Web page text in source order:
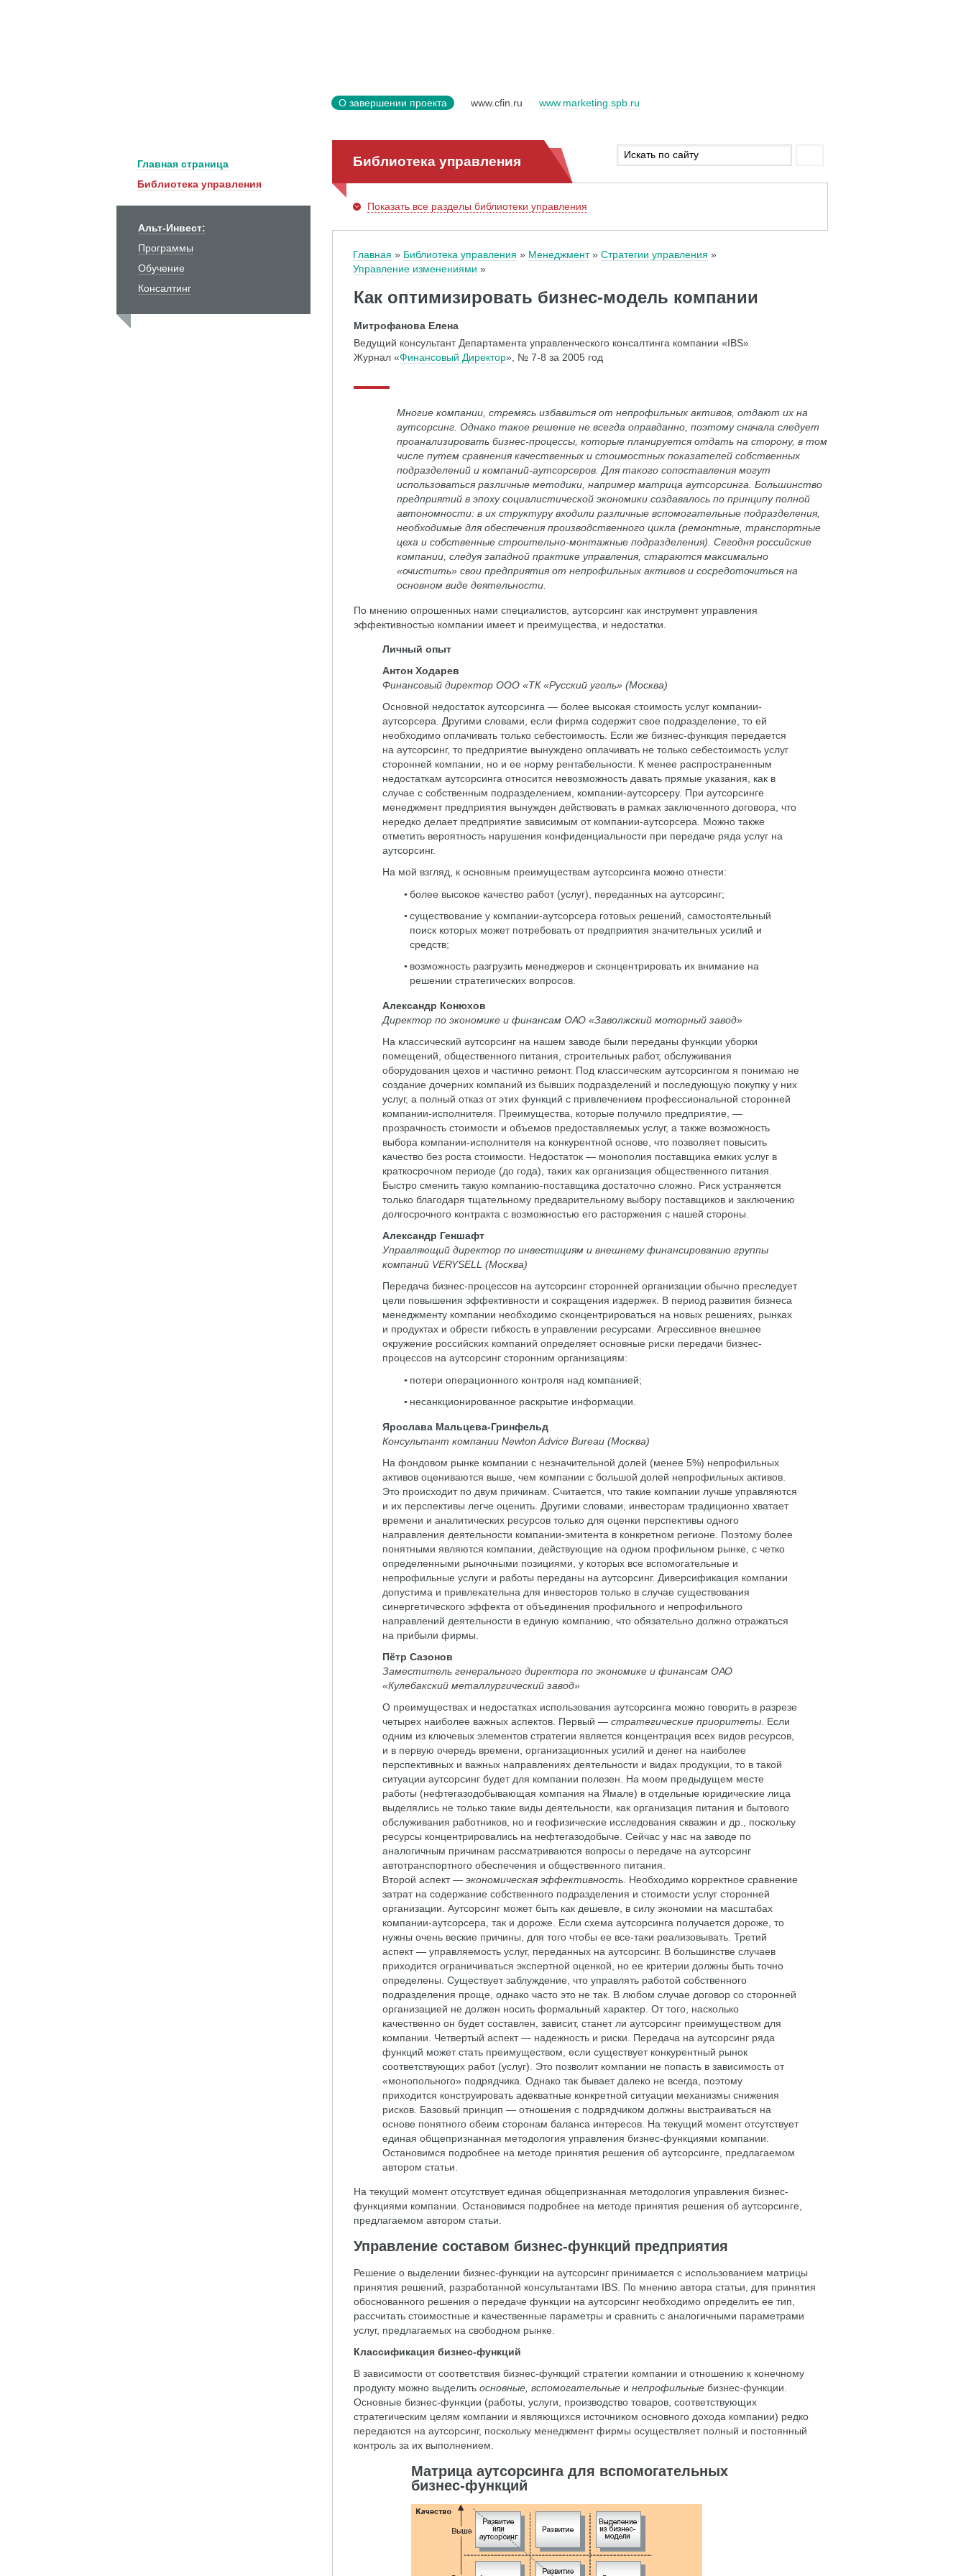
О завершении проекта www.cfin.ru www.marketing.spb.ru
Главная страница
Библиотека управления
Альт-Инвест:
Программы
Обучение
Консалтинг
Библиотека управления
Показать все разделы библиотеки управления
Главная Библиотека управления Менеджмент
Стратегии управления
Управление изменениями
Как оптимизировать бизнес-модель компании
Митрофанова Елена
Ведущий консультант Департамента управленческого консалтинга компании «IBS»
Журнал «Финансовый Директор», № 7-8 за 2005 год
Многие компании, стремясь избавиться от непрофильных активов, отдают их на
аутсорсинг. Однако такое решение не всегда оправданно, поэтому сначала следует
проанализировать бизнес-процессы, которые планируется отдать на сторону, в том
числе путем сравнения качественных и стоимостных показателей собственных
подразделений и компаний-аутсорсеров. Для такого сопоставления могут
использоваться различные методики, например матрица аутсорсинга. Большинство
предприятий в эпоху социалистической экономики создавалось по принципу полной
автономности: в их структуру входили различные вспомогательные подразделения,
необходимые для обеспечения производственного цикла (ремонтные, транспортные
цеха и собственные строительно-монтажные подразделения). Сегодня российские
компании, следуя западной практике управления, стараются максимально
«очистить» свои предприятия от непрофильных активов и сосредоточиться на
основном виде деятельности.
По мнению опрошенных нами специалистов, аутсорсинг как инструмент управления
эффективностью компании имеет и преимущества, и недостатки.
Личный опыт
Антон Ходарев
Финансовый директор ООО «ТК «Русский уголь» (Москва)
Основной недостаток аутсорсинга — более высокая стоимость услуг компании-
аутсорсера. Другими словами, если фирма содержит свое подразделение, то ей
необходимо оплачивать только себестоимость. Если же бизнес-функция передается
на аутсорсинг, то предприятие вынуждено оплачивать не только себестоимость услуг
сторонней компании, но и ее норму рентабельности. К менее распространенным
недостаткам аутсорсинга относится невозможность давать прямые указания, как в
случае с собственным подразделением, компании-аутсорсеру. При аутсорсинге
менеджмент предприятия вынужден действовать в рамках заключенного договора, что
нередко делает предприятие зависимым от компании-аутсорсера. Можно также
отметить вероятность нарушения конфиденциальности при передаче ряда услуг на
аутсорсинг.
На мой взгляд, к основным преимуществам аутсорсинга можно отнести:
более высокое качество работ (услуг), переданных на аутсорсинг;
существование у компании-аутсорсера готовых решений, самостоятельный
поиск которых может потребовать от предприятия значительных усилий и
средств;
возможность разгрузить менеджеров и сконцентрировать их внимание на
решении стратегических вопросов.
Александр Конюхов
Директор по экономике и финансам ОАО «Заволжский моторный завод»
На классический аутсорсинг на нашем заводе были переданы функции уборки
помещений, общественного питания, строительных работ, обслуживания
оборудования цехов и частично ремонт. Под классическим аутсорсингом я понимаю не
создание дочерних компаний из бывших подразделений и последующую покупку у них
услуг, а полный отказ от этих функций с привлечением профессиональной сторонней
компании-исполнителя. Преимущества, которые получило предприятие, —
прозрачность стоимости и объемов предоставляемых услуг, а также возможность
выбора компании-исполнителя на конкурентной основе, что позволяет повысить
качество без роста стоимости. Недостаток — монополия поставщика емких услуг в
краткосрочном периоде (до года), таких как организация общественного питания.
Быстро сменить такую компанию-поставщика достаточно сложно. Риск устраняется
только благодаря тщательному предварительному выбору поставщиков и заключению
долгосрочного контракта с возможностью его расторжения с нашей стороны.
Александр Геншафт
Управляющий директор по инвестициям и внешнему финансированию группы
компаний VERYSELL (Москва)
Передача бизнес-процессов на аутсорсинг сторонней организации обычно преследует
цели повышения эффективности и сокращения издержек. В период развития бизнеса
менеджменту компании необходимо сконцентрироваться на новых решениях, рынках
и продуктах и обрести гибкость в управлении ресурсами. Агрессивное внешнее
окружение российских компаний определяет основные риски передачи бизнес-
процессов на аутсорсинг сторонним организациям:
потери операционного контроля над компанией;
несанкционированное раскрытие информации.
Ярослава Мальцева-Гринфельд
Консультант компании Newton Advice Bureau (Москва)
На фондовом рынке компании с незначительной долей (менее 5%) непрофильных
активов оцениваются выше, чем компании с большой долей непрофильных активов.
Это происходит по двум причинам. Считается, что такие компании лучше управляются
и их перспективы легче оценить. Другими словами, инвесторам традиционно хватает
времени и аналитических ресурсов только для оценки перспективы одного
направления деятельности компании-эмитента в конкретном регионе. Поэтому более
понятными являются компании, действующие на одном профильном рынке, с четко
определенными рыночными позициями, у которых все вспомогательные и
непрофильные услуги и работы переданы на аутсорсинг. Диверсификация компании
допустима и привлекательна для инвесторов только в случае существования
синергетического эффекта от объединения профильного и непрофильного
направлений деятельности в единую компанию, что обязательно должно отражаться
на прибыли фирмы.
Пётр Сазонов
Заместитель генерального директора по экономике и финансам ОАО
«Кулебакский металлургический завод»
О преимуществах и недостатках использования аутсорсинга можно говорить в разрезе
четырех наиболее важных аспектов. Первый — стратегические приоритеты . Если
одним из ключевых элементов стратегии является концентрация всех видов ресурсов,
и в первую очередь времени, организационных усилий и денег на наиболее
перспективных и важных направлениях деятельности и видах продукции, то в такой
ситуации аутсорсинг будет для компании полезен. На моем предыдущем месте
работы (нефтегазодобывающая компания на Ямале) в отдельные юридические лица
выделялись не только такие виды деятельности, как организация питания и бытового
обслуживания работников, но и геофизические исследования скважин и др., поскольку
ресурсы концентрировались на нефтегазодобыче. Сейчас у нас на заводе по
аналогичным причинам рассматриваются вопросы о передаче на аутсорсинг
автотранспортного обеспечения и общественного питания.
Второй аспект — экономическая эффективность . Необходимо корректное сравнение
затрат на содержание собственного подразделения и стоимости услуг сторонней
организации. Аутсорсинг может быть как дешевле, в силу экономии на масштабах
компании-аутсорсера, так и дороже. Если схема аутсорсинга получается дороже, то
нужны очень веские причины, для того чтобы ее все-таки реализовывать. Третий
аспект — управляемость услуг, переданных на аутсорсинг. В большинстве случаев
приходится ограничиваться экспертной оценкой, но ее критерии должны быть точно
определены. Существует заблуждение, что управлять работой собственного
подразделения проще, однако часто это не так. В любом случае договор со сторонней
организацией не должен носить формальный характер. От того, насколько
качественно он будет составлен, зависит, станет ли аутсорсинг преимуществом для
компании. Четвертый аспект — надежность и риски. Передача на аутсорсинг ряда
функций может стать преимуществом, если существует конкурентный рынок
соответствующих работ (услуг). Это позволит компании не попасть в зависимость от
«монопольного» подрядчика. Однако так бывает далеко не всегда, поэтому
приходится конструировать адекватные конкретной ситуации механизмы снижения
рисков. Базовый принцип — отношения с подрядчиком должны выстраиваться на
основе понятного обеим сторонам баланса интересов. На текущий момент отсутствует
единая общепризнанная методология управления бизнес-функциями компании.
Остановимся подробнее на методе принятия решения об аутсорсинге, предлагаемом
автором статьи.
На текущий момент отсутствует единая общепризнанная методология управления бизнес-
функциями компании. Остановимся подробнее на методе принятия решения об аутсорсинге,
предлагаемом автором статьи.
Управление составом бизнес-функций предприятия
Решение о выделении бизнес-функции на аутсорсинг принимается с использованием матрицы
принятия решений, разработанной консультантами IBS. По мнению автора статьи, для принятия
обоснованного решения о передаче функции на аутсорсинг необходимо определить ее тип,
рассчитать стоимостные и качественные параметры и сравнить с аналогичными параметрами
услуг, предлагаемых на свободном рынке.
Классификация бизнес-функций
В зависимости от соответствия бизнес-функций стратегии компании и отношению к конечному
продукту можно выделить основные, вспомогательные и непрофильные бизнес-функции.
Основные бизнес-функции (работы, услуги, производство товаров, соответствующих
стратегическим целям компании и являющихся источником основного дохода компании) редко
передаются на аутсорсинг, поскольку менеджмент фирмы осуществляет полный и постоянный
контроль за их выполнением.
Матрица аутсорсинга для вспомогательных
бизнес-функций